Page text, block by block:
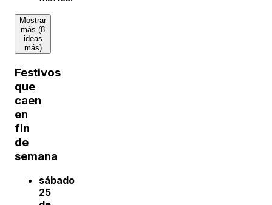
Mostrar
más (8
ideas
más)
Festivos
que
caen
en
fin
de
semana
sábado
25